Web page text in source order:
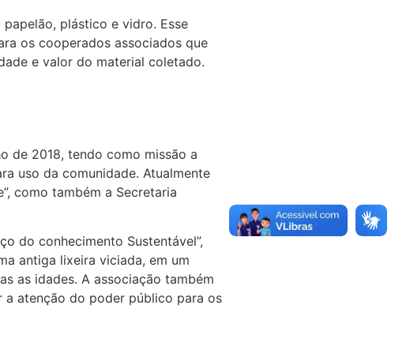
plástico e vidro. Esse
os cooperados associados que
e valor do material coletado.
de 2018, tendo como missão a
uso da comunidade. Atualmente
como também a Secretaria
do conhecimento Sustentável”,
antiga lixeira viciada, em um
as idades. A associação também
a atenção do poder público para os